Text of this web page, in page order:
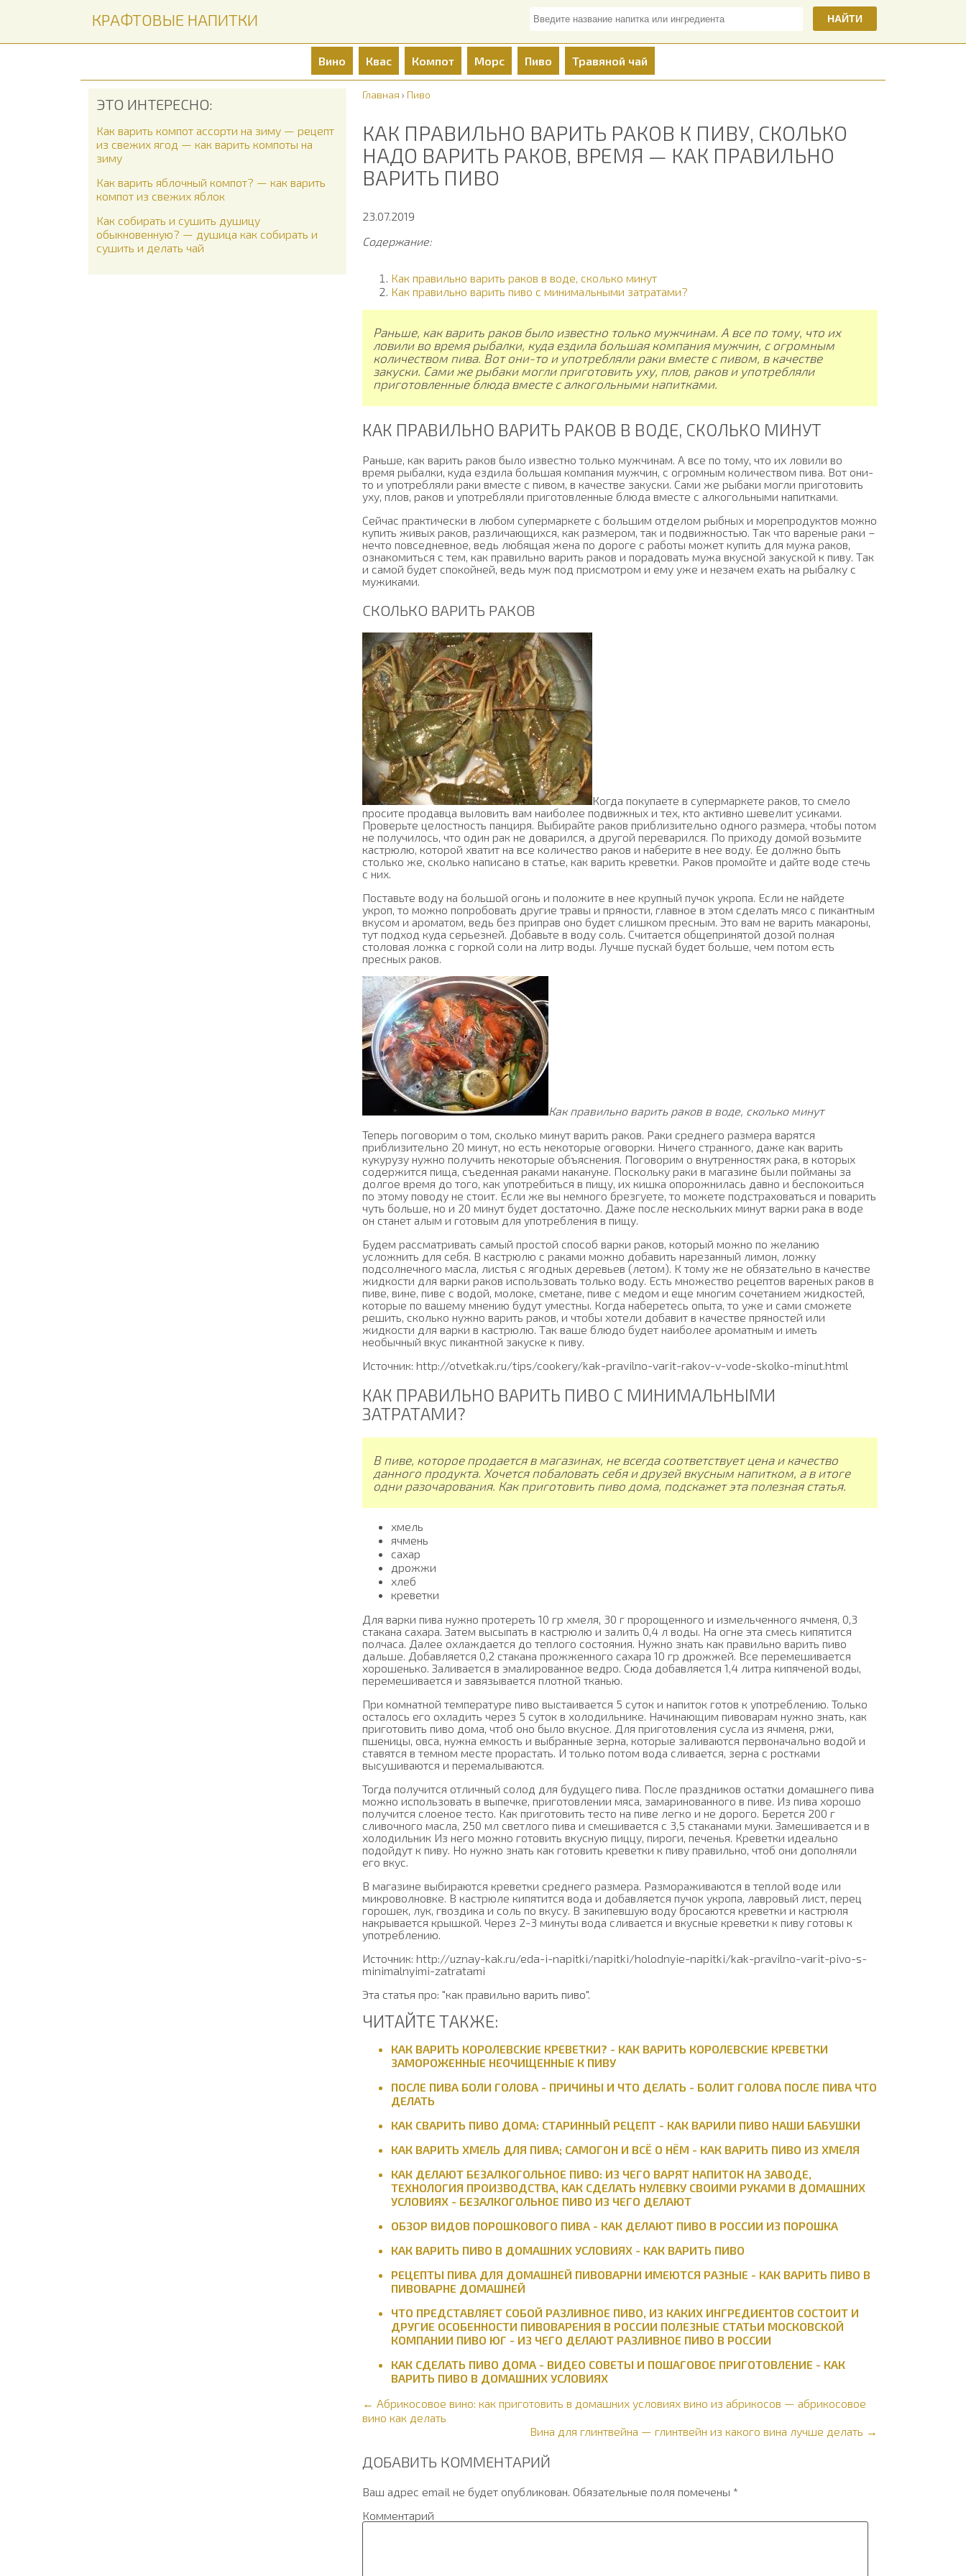
КРАФТОВЫЕ НАПИТКИ НАЙТИ
Вино Квас Компот Морс Пиво Травяной чай
ЭТО ИНТЕРЕСНО:
Как варить компот ассорти на зиму — рецепт
из свежих ягод — как варить компоты на
зиму
Как варить яблочный компот? — как варить
компот из свежих яблок
Как собирать и сушить душицу
обыкновенную? — душица как собирать и
сушить и делать чай
Главная › Пиво
КАК ПРАВИЛЬНО ВАРИТЬ РАКОВ К ПИВУ, СКОЛЬКО
НАДО ВАРИТЬ РАКОВ, ВРЕМЯ — КАК ПРАВИЛЬНО
ВАРИТЬ ПИВО
23.07.2019
Содержание:
Как правильно варить раков в воде, сколько минут
Как правильно варить пиво с минимальными затратами?
Раньше, как варить раков было известно только мужчинам. А все по тому, что их
ловили во время рыбалки, куда ездила большая компания мужчин, с огромным
количеством пива. Вот они-то и употребляли раки вместе с пивом, в качестве
закуски. Сами же рыбаки могли приготовить уху, плов, раков и употребляли
приготовленные блюда вместе с алкогольными напитками.
КАК ПРАВИЛЬНО ВАРИТЬ РАКОВ В ВОДЕ, СКОЛЬКО МИНУТ
Раньше, как варить раков было известно только мужчинам. А все по тому, что их ловили во
время рыбалки, куда ездила большая компания мужчин, с огромным количеством пива. Вот они-
то и употребляли раки вместе с пивом, в качестве закуски. Сами же рыбаки могли приготовить
уху, плов, раков и употребляли приготовленные блюда вместе с алкогольными напитками.
Сейчас практически в любом супермаркете с большим отделом рыбных и морепродуктов можно
купить живых раков, различающихся, как размером, так и подвижностью. Так что вареные раки –
нечто повседневное, ведь любящая жена по дороге с работы может купить для мужа раков,
ознакомиться с тем, как правильно варить раков и порадовать мужа вкусной закуской к пиву. Так
и самой будет спокойней, ведь муж под присмотром и ему уже и незачем ехать на рыбалку с
мужиками.
СКОЛЬКО ВАРИТЬ РАКОВ
Когда покупаете в супермаркете раков, то смело
просите продавца выловить вам наиболее подвижных и тех, кто активно шевелит усиками.
Проверьте целостность панциря. Выбирайте раков приблизительно одного размера, чтобы потом
не получилось, что один рак не доварился, а другой переварился. По приходу домой возьмите
кастрюлю, которой хватит на все количество раков и наберите в нее воду. Ее должно быть
столько же, сколько написано в статье, как варить креветки. Раков промойте и дайте воде стечь
с них.
Поставьте воду на большой огонь и положите в нее крупный пучок укропа. Если не найдете
укроп, то можно попробовать другие травы и пряности, главное в этом сделать мясо с пикантным
вкусом и ароматом, ведь без приправ оно будет слишком пресным. Это вам не варить макароны,
тут подход куда серьезней. Добавьте в воду соль. Считается общепринятой дозой полная
столовая ложка с горкой соли на литр воды. Лучше пускай будет больше, чем потом есть
пресных раков.
Как правильно варить раков в воде, сколько минут
Теперь поговорим о том, сколько минут варить раков. Раки среднего размера варятся
приблизительно 20 минут, но есть некоторые оговорки. Ничего странного, даже как варить
кукурузу нужно получить некоторые объяснения. Поговорим о внутренностях рака, в которых
содержится пища, съеденная раками накануне. Поскольку раки в магазине были пойманы за
долгое время до того, как употребиться в пищу, их кишка опорожнилась давно и беспокоиться
по этому поводу не стоит. Если же вы немного брезгуете, то можете подстраховаться и поварить
чуть больше, но и 20 минут будет достаточно. Даже после нескольких минут варки рака в воде
он станет алым и готовым для употребления в пищу.
Будем рассматривать самый простой способ варки раков, который можно по желанию
усложнить для себя. В кастрюлю с раками можно добавить нарезанный лимон, ложку
подсолнечного масла, листья с ягодных деревьев (летом). К тому же не обязательно в качестве
жидкости для варки раков использовать только воду. Есть множество рецептов вареных раков в
пиве, вине, пиве с водой, молоке, сметане, пиве с медом и еще многим сочетанием жидкостей,
которые по вашему мнению будут уместны. Когда наберетесь опыта, то уже и сами сможете
решить, сколько нужно варить раков, и чтобы хотели добавит в качестве пряностей или
жидкости для варки в кастрюлю. Так ваше блюдо будет наиболее ароматным и иметь
необычный вкус пикантной закуске к пиву.
Источник: http://otvetkak.ru/tips/cookery/kak-pravilno-varit-rakov-v-vode-skolko-minut.html
КАК ПРАВИЛЬНО ВАРИТЬ ПИВО С МИНИМАЛЬНЫМИ
ЗАТРАТАМИ?
В пиве, которое продается в магазинах, не всегда соответствует цена и качество
данного продукта. Хочется побаловать себя и друзей вкусным напитком, а в итоге
одни разочарования. Как приготовить пиво дома, подскажет эта полезная статья.
хмель
ячмень
сахар
дрожжи
хлеб
креветки
Для варки пива нужно протереть 10 гр хмеля, 30 г пророщенного и измельченного ячменя, 0,3
стакана сахара. Затем высыпать в кастрюлю и залить 0,4 л воды. На огне эта смесь кипятится
полчаса. Далее охлаждается до теплого состояния. Нужно знать как правильно варить пиво
дальше. Добавляется 0,2 стакана прожженного сахара 10 гр дрожжей. Все перемешивается
хорошенько. Заливается в эмалированное ведро. Сюда добавляется 1,4 литра кипяченой воды,
перемешивается и завязывается плотной тканью.
При комнатной температуре пиво выстаивается 5 суток и напиток готов к употреблению. Только
осталось его охладить через 5 суток в холодильнике. Начинающим пивоварам нужно знать, как
приготовить пиво дома, чтоб оно было вкусное. Для приготовления сусла из ячменя, ржи,
пшеницы, овса, нужна емкость и выбранные зерна, которые заливаются первоначально водой и
ставятся в темном месте прорастать. И только потом вода сливается, зерна с ростками
высушиваются и перемалываются.
Тогда получится отличный солод для будущего пива. После праздников остатки домашнего пива
можно использовать в выпечке, приготовлении мяса, замаринованного в пиве. Из пива хорошо
получится слоеное тесто. Как приготовить тесто на пиве легко и не дорого. Берется 200 г
сливочного масла, 250 мл светлого пива и смешивается с 3,5 стаканами муки. Замешивается и в
холодильник Из него можно готовить вкусную пиццу, пироги, печенья. Креветки идеально
подойдут к пиву. Но нужно знать как готовить креветки к пиву правильно, чтоб они дополняли
его вкус.
В магазине выбираются креветки среднего размера. Размораживаются в теплой воде или
микроволновке. В кастрюле кипятится вода и добавляется пучок укропа, лавровый лист, перец
горошек, лук, гвоздика и соль по вкусу. В закипевшую воду бросаются креветки и кастрюля
накрывается крышкой. Через 2-3 минуты вода сливается и вкусные креветки к пиву готовы к
употреблению.
Источник: http://uznay-kak.ru/eda-i-napitki/napitki/holodnyie-napitki/kak-pravilno-varit-pivo-s-
minimalnyimi-zatratami
Эта статья про: "как правильно варить пиво".
ЧИТАЙТЕ ТАКЖЕ:
КАК ВАРИТЬ КОРОЛЕВСКИЕ КРЕВЕТКИ? - КАК ВАРИТЬ КОРОЛЕВСКИЕ КРЕВЕТКИ
ЗАМОРОЖЕННЫЕ НЕОЧИЩЕННЫЕ К ПИВУ
ПОСЛЕ ПИВА БОЛИ ГОЛОВА - ПРИЧИНЫ И ЧТО ДЕЛАТЬ - БОЛИТ ГОЛОВА ПОСЛЕ ПИВА ЧТО
ДЕЛАТЬ
КАК СВАРИТЬ ПИВО ДОМА: СТАРИННЫЙ РЕЦЕПТ - КАК ВАРИЛИ ПИВО НАШИ БАБУШКИ
КАК ВАРИТЬ ХМЕЛЬ ДЛЯ ПИВА; САМОГОН И ВСЁ О НЁМ - КАК ВАРИТЬ ПИВО ИЗ ХМЕЛЯ
КАК ДЕЛАЮТ БЕЗАЛКОГОЛЬНОЕ ПИВО: ИЗ ЧЕГО ВАРЯТ НАПИТОК НА ЗАВОДЕ,
ТЕХНОЛОГИЯ ПРОИЗВОДСТВА, КАК СДЕЛАТЬ НУЛЕВКУ СВОИМИ РУКАМИ В ДОМАШНИХ
УСЛОВИЯХ - БЕЗАЛКОГОЛЬНОЕ ПИВО ИЗ ЧЕГО ДЕЛАЮТ
ОБЗОР ВИДОВ ПОРОШКОВОГО ПИВА - КАК ДЕЛАЮТ ПИВО В РОССИИ ИЗ ПОРОШКА
КАК ВАРИТЬ ПИВО В ДОМАШНИХ УСЛОВИЯХ - КАК ВАРИТЬ ПИВО
РЕЦЕПТЫ ПИВА ДЛЯ ДОМАШНЕЙ ПИВОВАРНИ ИМЕЮТСЯ РАЗНЫЕ - КАК ВАРИТЬ ПИВО В
ПИВОВАРНЕ ДОМАШНЕЙ
ЧТО ПРЕДСТАВЛЯЕТ СОБОЙ РАЗЛИВНОЕ ПИВО, ИЗ КАКИХ ИНГРЕДИЕНТОВ СОСТОИТ И
ДРУГИЕ ОСОБЕННОСТИ ПИВОВАРЕНИЯ В РОССИИ ПОЛЕЗНЫЕ СТАТЬИ МОСКОВСКОЙ
КОМПАНИИ ПИВО ЮГ - ИЗ ЧЕГО ДЕЛАЮТ РАЗЛИВНОЕ ПИВО В РОССИИ
КАК СДЕЛАТЬ ПИВО ДОМА - ВИДЕО СОВЕТЫ И ПОШАГОВОЕ ПРИГОТОВЛЕНИЕ - КАК
ВАРИТЬ ПИВО В ДОМАШНИХ УСЛОВИЯХ
← Абрикосовое вино: как приготовить в домашних условиях вино из абрикосов — абрикосовое
вино как делать
Вина для глинтвейна — глинтвейн из какого вина лучше делать →
ДОБАВИТЬ КОММЕНТАРИЙ
Ваш адрес email не будет опубликован. Обязательные поля помечены *
Комментарий